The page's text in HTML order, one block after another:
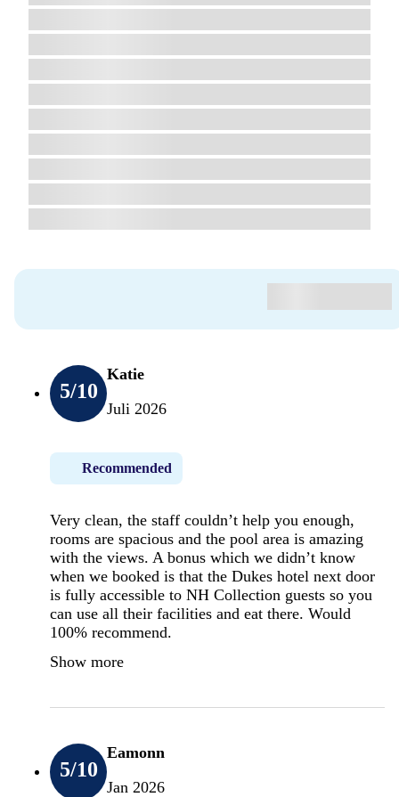
5/10
Katie
Juli 2026
Recommended
Very clean, the staff couldn’t help you enough,
rooms are spacious and the pool area is amazing
with the views. A bonus which we didn’t know
when we booked is that the Dukes hotel next door
is fully accessible to NH Collection guests so you
can use all their facilities and eat there. Would
100% recommend.
Show more
5/10
Eamonn
Jan 2026